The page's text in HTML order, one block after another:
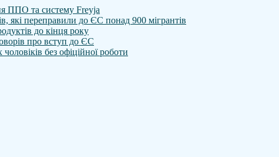
ППО та систему Freyja
які переправили до ЄС понад 900 мігрантів
до кінця року
про вступ до ЄС
без офіційної роботи